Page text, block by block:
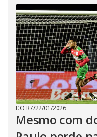
DO R7/22/01/2026
Mesmo com